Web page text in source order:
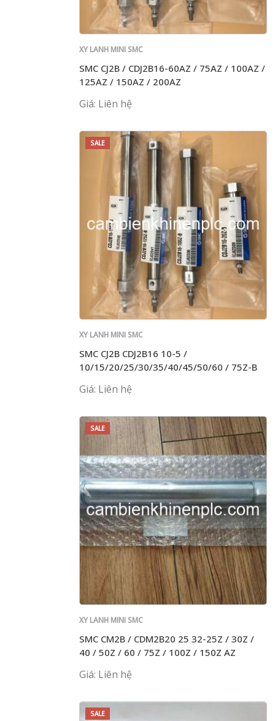
XY LANH MINI SMC
SMC CJ2B / CDJ2B16-60AZ / 75AZ / 100AZ /
125AZ / 150AZ / 200AZ
Giá: Liên hệ
SALE
XY LANH MINI SMC
SMC CJ2B CDJ2B16 10-5 /
10/15/20/25/30/35/40/45/50/60 / 75Z-B
Giá: Liên hệ
SALE
XY LANH MINI SMC
SMC CM2B / CDM2B20 25 32-25Z / 30Z /
40 / 50Z / 60 / 75Z / 100Z / 150Z AZ
Giá: Liên hệ
SALE